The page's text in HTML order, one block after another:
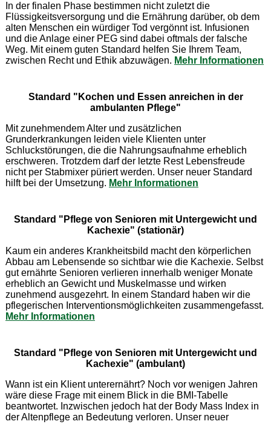
In der finalen Phase bestimmen nicht zuletzt die
Flüssigkeitsversorgung und die Ernährung darüber, ob dem
alten Menschen ein würdiger Tod vergönnt ist. Infusionen
und die Anlage einer PEG sind dabei oftmals der falsche
Weg. Mit einem guten Standard helfen Sie Ihrem Team,
zwischen Recht und Ethik abzuwägen. Mehr Informationen
Standard "Kochen und Essen anreichen in der
ambulanten Pflege"
Mit zunehmendem Alter und zusätzlichen
Grunderkrankungen leiden viele Klienten unter
Schluckstörungen, die die Nahrungsaufnahme erheblich
erschweren. Trotzdem darf der letzte Rest Lebensfreude
nicht per Stabmixer püriert werden. Unser neuer Standard
hilft bei der Umsetzung. Mehr Informationen
Standard "Pflege von Senioren mit Untergewicht und
Kachexie" (stationär)
Kaum ein anderes Krankheitsbild macht den körperlichen
Abbau am Lebensende so sichtbar wie die Kachexie. Selbst
gut ernährte Senioren verlieren innerhalb weniger Monate
erheblich an Gewicht und Muskelmasse und wirken
zunehmend ausgezehrt. In einem Standard haben wir die
pflegerischen Interventionsmöglichkeiten zusammengefasst.
Mehr Informationen
Standard "Pflege von Senioren mit Untergewicht und
Kachexie" (ambulant)
Wann ist ein Klient unterernährt? Noch vor wenigen Jahren
wäre diese Frage mit einem Blick in die BMI-Tabelle
beantwortet. Inzwischen jedoch hat der Body Mass Index in
der Altenpflege an Bedeutung verloren. Unser neuer